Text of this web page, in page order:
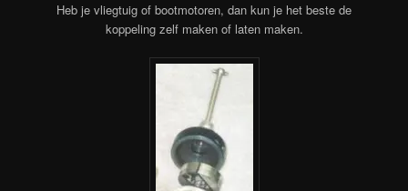
Heb je vliegtuig of bootmotoren, dan kun je het beste de
koppeling zelf maken of laten maken.